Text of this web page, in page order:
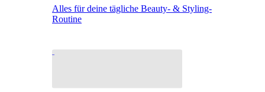
Alles für deine tägliche Beauty- & Styling-
Routine